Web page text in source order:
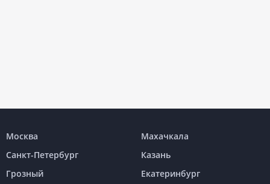
Москва
Махачкала
Санкт-Петербург
Казань
Грозный
Екатеринбург